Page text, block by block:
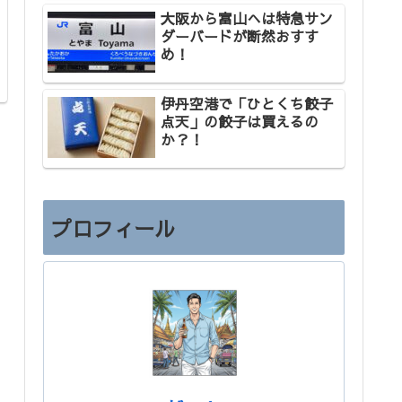
大阪から富山へは特急サン
ダーバードが断然おすす
め！
伊丹空港で「ひとくち餃子
点天」の餃子は買えるの
か？！
プロフィール